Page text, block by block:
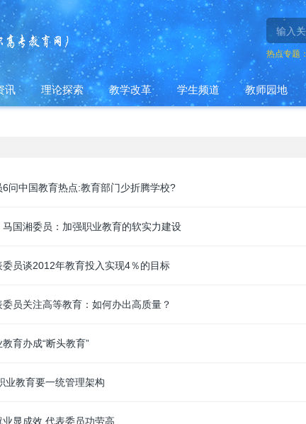
热点专题：
讯 理论探索 教学改革 学生频道 教师园地
问中国教育热点:教育部门少折腾学校?
国湘委员：加强职业教育的软实力建设
员谈2012年教育投入实现4％的目标
员关注高等教育：如何办出高质量？
育办成“断头教育”
业教育要一统管理架构
显成效 代表委员功劳高